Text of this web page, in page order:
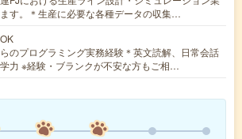
す。＊生産に必要な各種データの収集…
のプログラミング実務経験＊英文読解、日常会話
力 ※経験・ブランクが不安な方もご相…